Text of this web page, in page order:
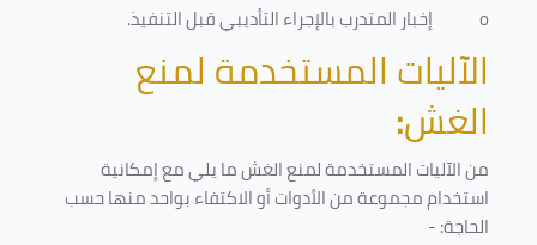
o
إخبار المتدرب بالإجراء التأديبي قبل التنفيذ.
الآليات المستخدمة لمنع
الغش:
من الآليات المستخدمة لمنع الغش ما يلي مع إمكانية
استخدام مجموعة من الأدوات أو الاكتفاء بواحد منها حسب
الحاجة: -